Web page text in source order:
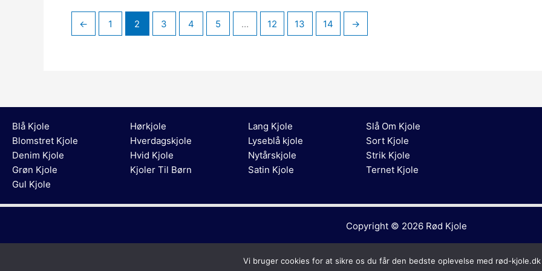
← 1 2 3 4 5 … 12 13 14 →
Blå Kjole
Blomstret Kjole
Denim Kjole
Grøn Kjole
Gul Kjole
Hørkjole
Hverdagskjole
Hvid Kjole
Kjoler Til Børn
Lang Kjole
Lyseblå kjole
Nytårskjole
Satin Kjole
Slå Om Kjole
Sort Kjole
Strik Kjole
Ternet Kjole
Copyright © 2026 Rød Kjole
Vi bruger cookies for at sikre os du får den bedste oplevelse med rød-kjole.dk